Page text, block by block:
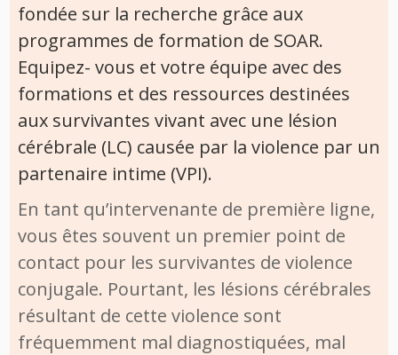
fondée sur la recherche grâce aux
programmes de formation de SOAR.
Equipez- vous et votre équipe avec des
formations et des ressources destinées
aux survivantes vivant avec une lésion
cérébrale (LC) causée par la violence par un
partenaire intime (VPI).
En tant qu’intervenante de première ligne,
vous êtes souvent un premier point de
contact pour les survivantes de violence
conjugale. Pourtant, les lésions cérébrales
résultant de cette violence sont
fréquemment mal diagnostiquées, mal